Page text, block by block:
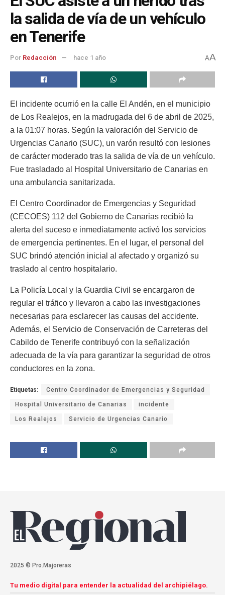
la salida de vía de un vehículo
en Tenerife
Por Redacción hace 1 año AA
El incidente ocurrió en la calle El Andén, en el municipio
de Los Realejos, en la madrugada del 6 de abril de 2025,
a la 01:07 horas. Según la valoración del Servicio de
Urgencias Canario (SUC), un varón resultó con lesiones
de carácter moderado tras la salida de vía de un vehículo.
Fue trasladado al Hospital Universitario de Canarias en
una ambulancia sanitarizada.
El Centro Coordinador de Emergencias y Seguridad
(CECOES) 112 del Gobierno de Canarias recibió la
alerta del suceso e inmediatamente activó los servicios
de emergencia pertinentes. En el lugar, el personal del
SUC brindó atención inicial al afectado y organizó su
traslado al centro hospitalario.
La Policía Local y la Guardia Civil se encargaron de
regular el tráfico y llevaron a cabo las investigaciones
necesarias para esclarecer las causas del accidente.
Además, el Servicio de Conservación de Carreteras del
Cabildo de Tenerife contribuyó con la señalización
adecuada de la vía para garantizar la seguridad de otros
conductores en la zona.
Etiquetas: Centro Coordinador de Emergencias y Seguridad
Hospital Universitario de Canarias incidente
Los Realejos Servicio de Urgencias Canario
2025 © Pro.Majoreras
Tu medio digital para entender la actualidad del archipiélago.